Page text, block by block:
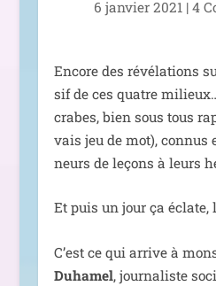
6 jan­vier 2021 |4
Encore des révé­la­tions
sif de ces quatre
crabes, bien sous tous
vais jeu de mot), connus
neurs de leçons à leurs
Et puis un jour ça éclate,
C’est ce qui arrive à
Duhamel, jour­na­liste